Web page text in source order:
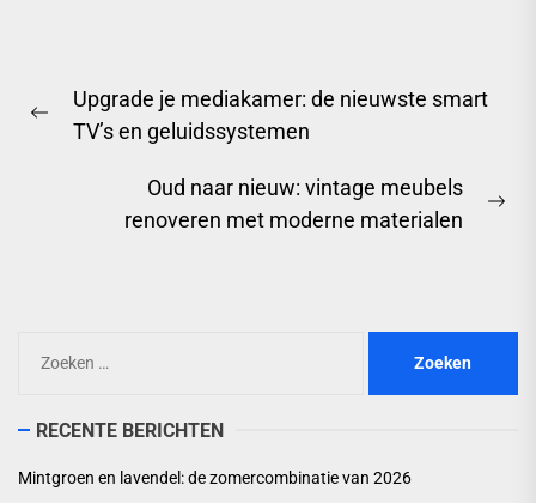
Previous
Upgrade je mediakamer: de nieuwste smart
TV’s en geluidssystemen
Oud naar nieuw: vintage meubels
renoveren met moderne materialen
naar:
RECENTE BERICHTEN
Mintgroen en lavendel: de zomercombinatie van 2026